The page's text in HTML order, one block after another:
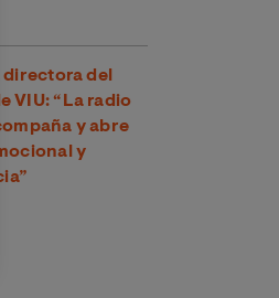
directora del
VIU: “La radio
y abre
y